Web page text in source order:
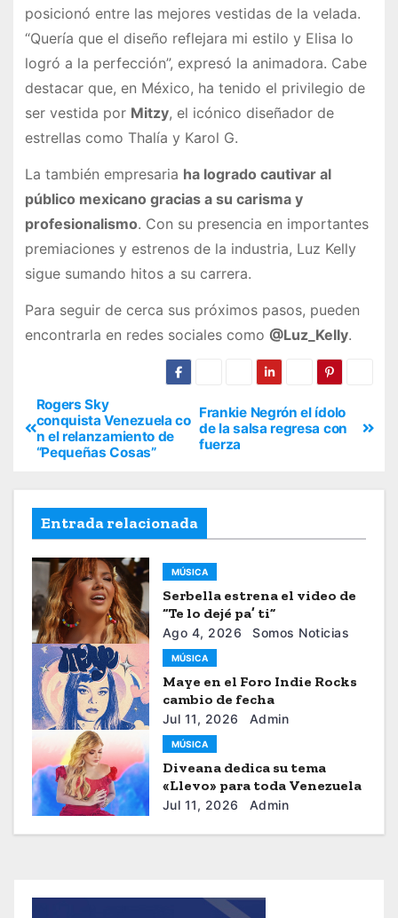
posicionó entre las mejores vestidas de la velada.
“Quería que el diseño reflejara mi estilo y Elisa lo
logró a la perfección”, expresó la animadora. Cabe
destacar que, en México, ha tenido el privilegio de
ser vestida por Mitzy, el icónico diseñador de
estrellas como Thalía y Karol G.
La también empresaria ha logrado cautivar al
público mexicano gracias a su carisma y
profesionalismo. Con su presencia en importantes
premiaciones y estrenos de la industria, Luz Kelly
sigue sumando hitos a su carrera.
Para seguir de cerca sus próximos pasos, pueden
encontrarla en redes sociales como @Luz_Kelly.
Frankie Negrón el ídolo
de la salsa regresa con
fuerza
Rogers Sky
conquista Venezuela co
n el relanzamiento de
“Pequeñas Cosas”
Entrada relacionada
MÚSICA
Serbella estrena el video de
“Te lo dejé pa’ ti”
Ago 4, 2026 Somos Noticias
MÚSICA
Maye en el Foro Indie Rocks
cambio de fecha
Jul 11, 2026 Admin
MÚSICA
Diveana dedica su tema
«Llevo» para toda Venezuela
Jul 11, 2026 Admin